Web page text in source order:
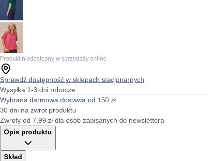
Produkt niedostępny w sprzedaży online
Sprawdź dostępność w sklepach stacjonarnych
Wysyłka 1-3 dni robocze
Wybrana darmowa dostawa od 150 zł
30 dni na zwrot produktu
Zwroty od 7,99 zł dla osób zapisanych do newslettera
Opis produktu
Skład